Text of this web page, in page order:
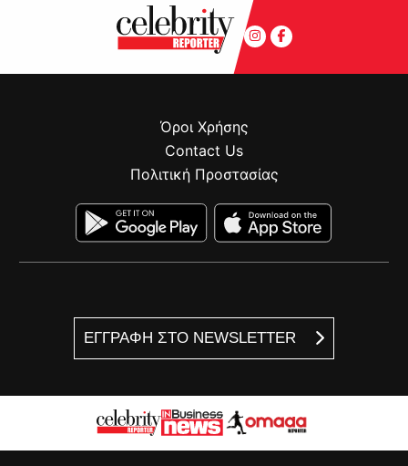
ΕΓΓΡΑΦΗ ΣΤΟ NEWSLETTER
Όροι Χρήσης
Contact Us
Πολιτική Προστασίας